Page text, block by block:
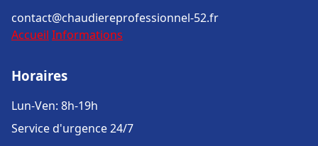
contact@chaudiereprofessionnel-52.fr
Accueil Informations
Horaires
Lun-Ven: 8h-19h
Service d'urgence 24/7